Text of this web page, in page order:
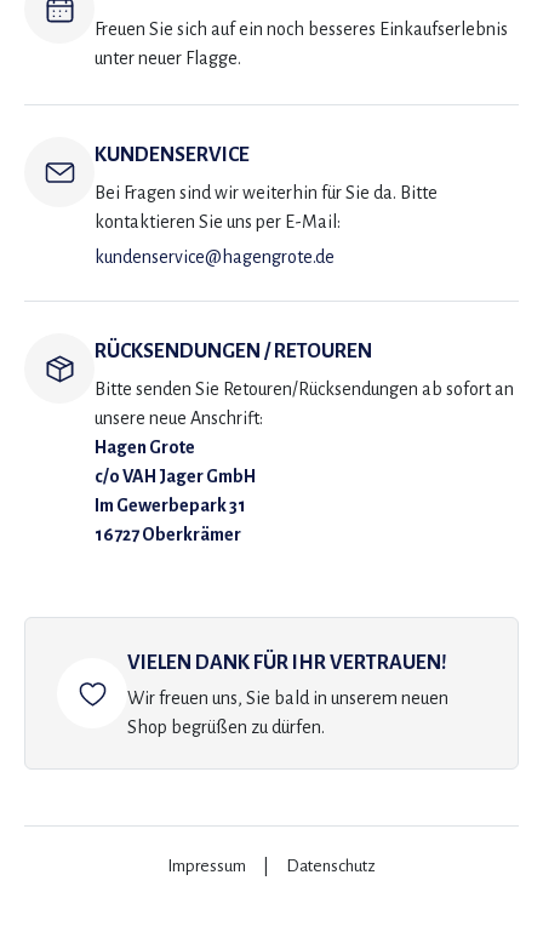
Freuen Sie sich auf ein noch besseres Einkaufserlebnis
unter neuer Flagge.
KUNDENSERVICE
Bei Fragen sind wir weiterhin für Sie da. Bitte
kontaktieren Sie uns per E-Mail:
kundenservice@hagengrote.de
RÜCKSENDUNGEN / RETOUREN
Bitte senden Sie Retouren/Rücksendungen ab sofort an
unsere neue Anschrift:
Hagen Grote
c/o VAH Jager GmbH
Im Gewerbepark 31
16727 Oberkrämer
VIELEN DANK FÜR IHR VERTRAUEN!
Wir freuen uns, Sie bald in unserem neuen
Shop begrüßen zu dürfen.
Impressum Datenschutz